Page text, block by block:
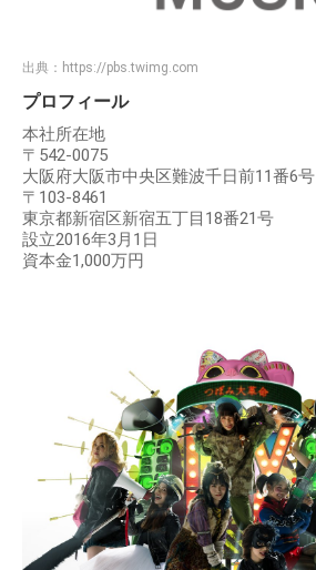
出典： https://pbs.twimg.com
プロフィール
本社所在地
〒542-0075
大阪府大阪市中央区難波千日前11番6号
〒103-8461
東京都新宿区新宿五丁目18番21号
設立2016年3月1日
資本金1,000万円